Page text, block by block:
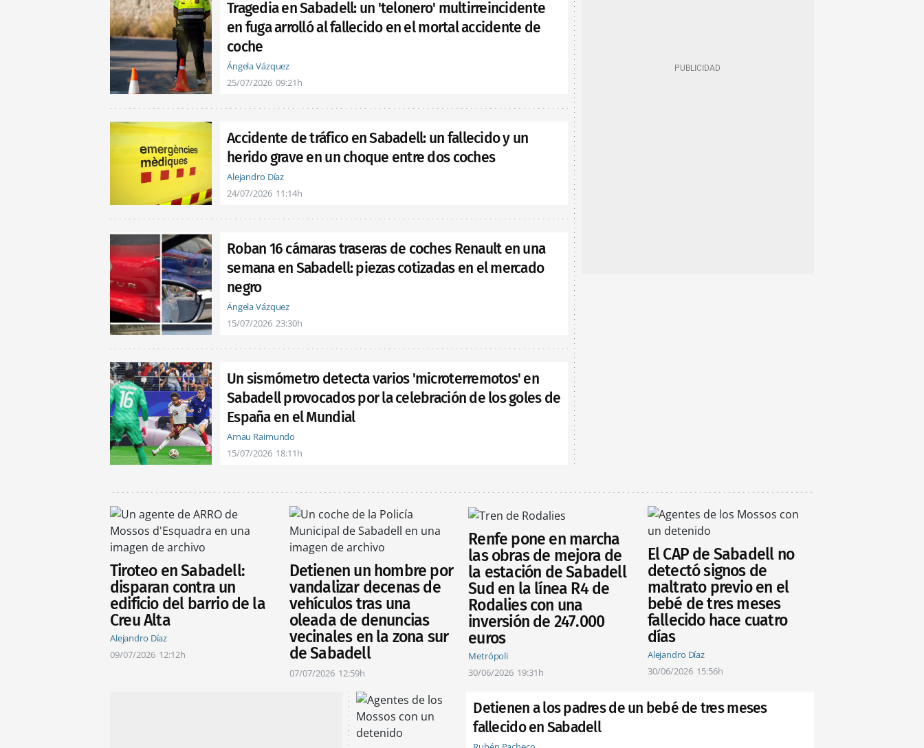
Tragedia en Sabadell: un 'telonero' multirreincidente
en fuga arrolló al fallecido en el mortal accidente de
coche
Ángela Vázquez
25/07/2026 09:21h
Accidente de tráfico en Sabadell: un fallecido y un
herido grave en un choque entre dos coches
Alejandro Díaz
24/07/2026 11:14h
Roban 16 cámaras traseras de coches Renault en una
semana en Sabadell: piezas cotizadas en el mercado
negro
Ángela Vázquez
15/07/2026 23:30h
Un sismómetro detecta varios 'microterremotos' en
Sabadell provocados por la celebración de los goles de
España en el Mundial
Arnau Raimundo
15/07/2026 18:11h
Tiroteo en Sabadell:
disparan contra un
edificio del barrio de la
Creu Alta
Alejandro Díaz
09/07/2026 12:12h
Detienen un hombre por
vandalizar decenas de
vehículos tras una
oleada de denuncias
vecinales en la zona sur
de Sabadell
07/07/2026 12:59h
Renfe pone en marcha
las obras de mejora de
la estación de Sabadell
Sud en la línea R4 de
Rodalies con una
inversión de 247.000
euros
Metrópoli
30/06/2026 19:31h
El CAP de Sabadell no
detectó signos de
maltrato previo en el
bebé de tres meses
fallecido hace cuatro
días
Alejandro Díaz
30/06/2026 15:56h
Detienen a los padres de un bebé de tres meses
fallecido en Sabadell